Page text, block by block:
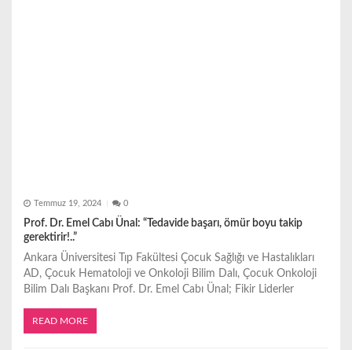
Temmuz 19, 2024 0
Prof. Dr. Emel Cabı Ünal: “Tedavide başarı, ömür boyu takip
gerektirir!..”
Ankara Üniversitesi Tıp Fakültesi Çocuk Sağlığı ve Hastalıkları
AD, Çocuk Hematoloji ve Onkoloji Bilim Dalı, Çocuk Onkoloji
Bilim Dalı Başkanı Prof. Dr. Emel Cabı Ünal; Fikir Liderler
READ MORE